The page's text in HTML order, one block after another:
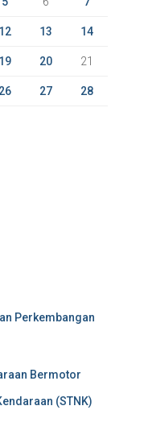
12 13 14
19 20 21
26 27 28
Perkembangan
Bermotor
(STNK)